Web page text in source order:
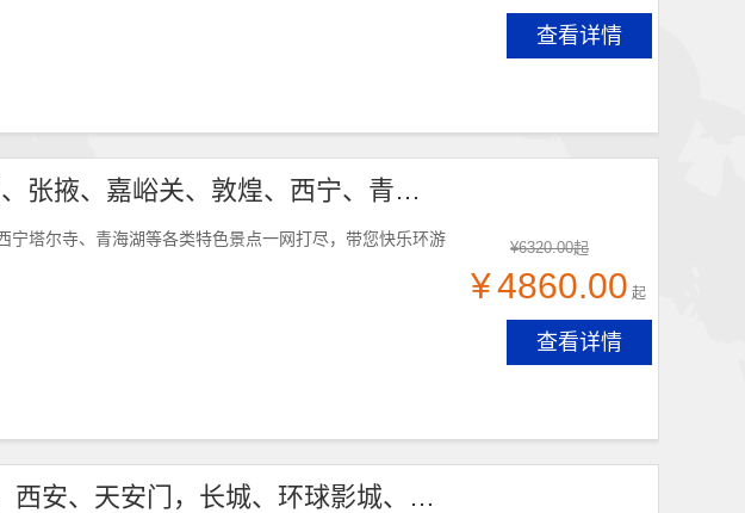
查看详情
青海+甘肃环线经典九日游 （兰州、张掖、嘉峪关、敦煌、西宁、青海湖、茶卡）
塔尔寺、青海湖等各类特色景点一网打尽，带您快乐环游
¥6320.00起
¥4860.00 起
查看详情
北京+陕西品质环线9日游 （北京、西安、天安门，长城、环球影城、兵马俑、华清宫）